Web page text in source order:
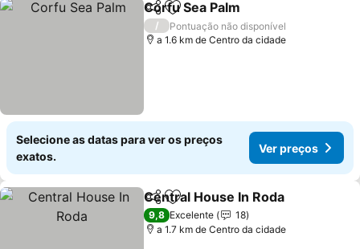
PartilharAdicionar aos favoritos
Corfu Sea Palm
/
Pontuação não disponível
a 1.6 km de Centro da cidade
Selecione as datas para ver os preços
exatos.
Ver preços
PartilharAdicionar aos favoritos
Central House In Roda
9,8 Excelente
18
a 1.7 km de Centro da cidade